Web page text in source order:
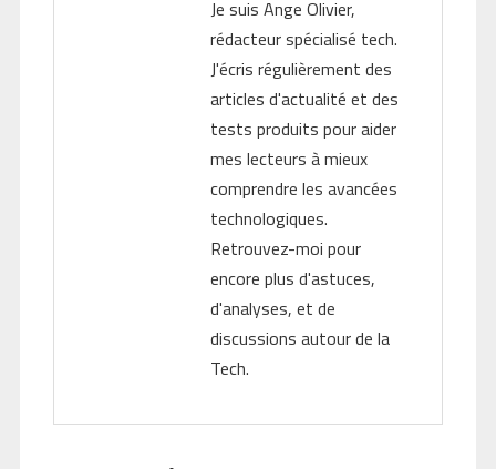
Je suis Ange Olivier,
rédacteur spécialisé tech.
J'écris régulièrement des
articles d'actualité et des
tests produits pour aider
mes lecteurs à mieux
comprendre les avancées
technologiques.
Retrouvez-moi pour
encore plus d'astuces,
d'analyses, et de
discussions autour de la
Tech.